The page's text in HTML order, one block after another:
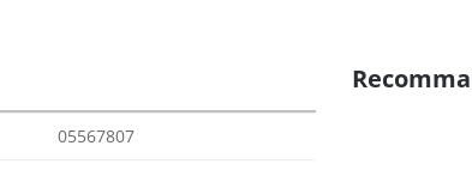
05567807